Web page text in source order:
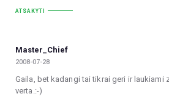
ATSAKYTI
Master_Chief
2008-07-28
Gaila, bet kadangi tai tikrai geri ir laukiami
verta.:-)